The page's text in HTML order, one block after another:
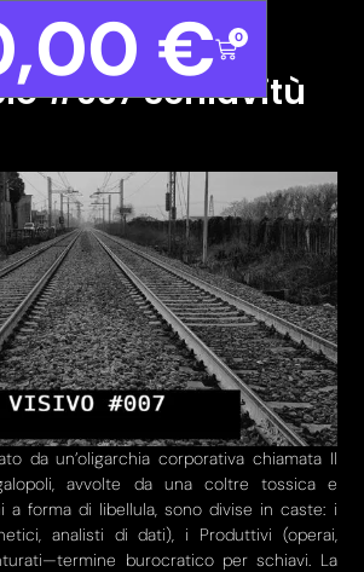
€ 0
#007 Schiavitù
da un’oligarchia corporativa chiamata Il
avvolte da una coltre tossica e
a forma di libellula, sono divise in caste: i
analisti di dati), i Produttivi (operai,
burocratico per schiavi. La